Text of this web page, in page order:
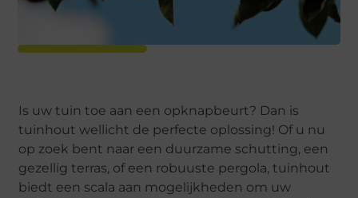
Is uw tuin toe aan een opknapbeurt? Dan is
tuinhout wellicht de perfecte oplossing! Of u nu
op zoek bent naar een duurzame schutting, een
gezellig terras, of een robuuste pergola, tuinhout
biedt een scala aan mogelijkheden om uw